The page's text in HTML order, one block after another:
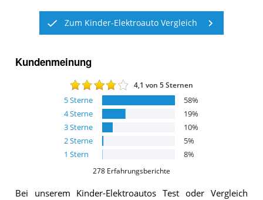
Zum Kinder-Elektroauto Vergleich
Kundenmeinung
4,1 von 5 Sternen
5Sterne 58%
4Sterne 19%
3Sterne 10%
2Sterne 5%
1 Stern 8%
278 Erfahrungsberichte
Bei unserem Kinder-Elektroautos Test oder Vergleich